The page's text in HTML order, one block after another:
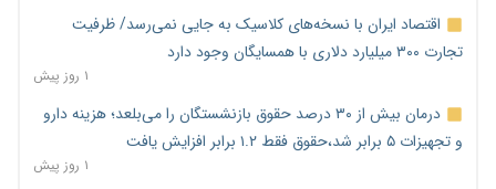
اقتصاد ایران با نسخه‌های کلاسیک به جایی نمی‌رسد/ ظرفیت
تجارت ۳۰۰ میلیارد دلاری با همسایگان وجود دارد
۱ روز پیش
درمان بیش از ۳۰ درصد حقوق بازنشستگان را می‌بلعد؛ هزینه دارو
و تجهیزات ۵ برابر شد،حقوق فقط ۱.۲ برابر افزایش یافت
۱ روز پیش